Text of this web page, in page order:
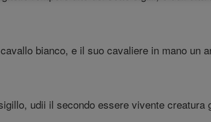
bianco, e il suo cavaliere in mano un
udii il secondo essere vivente creatura